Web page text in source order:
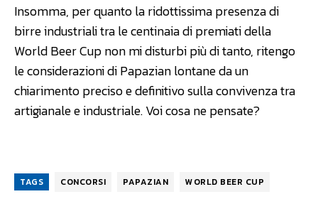
Insomma, per quanto la ridottissima presenza di
birre industriali tra le centinaia di premiati della
World Beer Cup non mi disturbi più di tanto, ritengo
le considerazioni di Papazian lontane da un
chiarimento preciso e definitivo sulla convivenza tra
artigianale e industriale. Voi cosa ne pensate?
TAGS CONCORSI PAPAZIAN WORLD BEER CUP